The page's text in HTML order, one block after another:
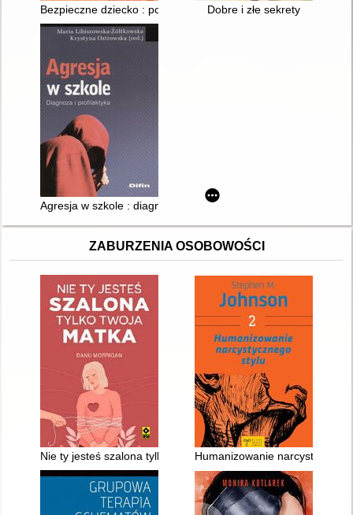
Bezpieczne dziecko : poradnik dla dzieci i rodziców
Dobre i złe sekrety
Agresja w szkole : diagnoza i profilaktyka
ZABURZENIA OSOBOWOŚCI
Nie ty jesteś szalona tylko twoja matkaHumanizowanie